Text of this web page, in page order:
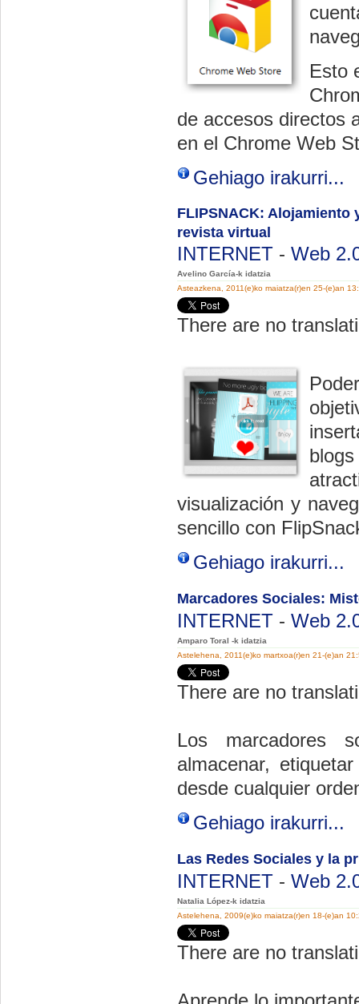
Esto
de accesos directos
en el Chrome Web
Gehiago irakurri...
FLIPSNACK:
revista virtual
INTERNET - Web
Avelino García-k idatzia
Asteazkena, 2011(e)ko maiatza(r)en 25-(e)an
There are no
visualización y
sencillo con
Gehiago irakurri...
Marcadores Sociales:
INTERNET - Web
Amparo Toral -k idatzia
Astelehena, 2011(e)ko martxoa(r)en 21-(e)an
There are no
Los marcadores
almacenar,
desde cualquier
Gehiago irakurri...
Las Redes Sociales y la
INTERNET - Web
Natalia López-k idatzia
Astelehena, 2009(e)ko maiatza(r)en 18-(e)an
There are no